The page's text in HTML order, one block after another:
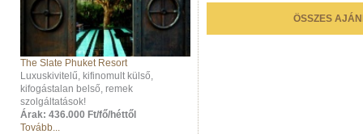
The Slate Phuket Resort
Luxuskivitelű, kifinomult külső,
kifogástalan belső, remek
szolgáltatások!
Árak: 436.000 Ft/fő/héttől
Tovább...
ÖSSZES